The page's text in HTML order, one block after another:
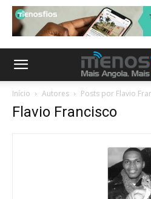
Início Autores Posts por Flavio
Flavio Francisco